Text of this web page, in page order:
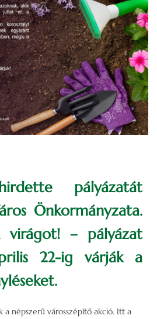
pályázatát
Önkormányzata.
virágot! – pályázat
22-ig várják a
a népszerű városszépítő akció. Itt a